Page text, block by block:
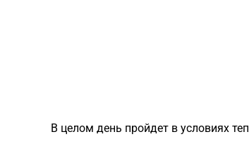
В целом день пройдет в условиях